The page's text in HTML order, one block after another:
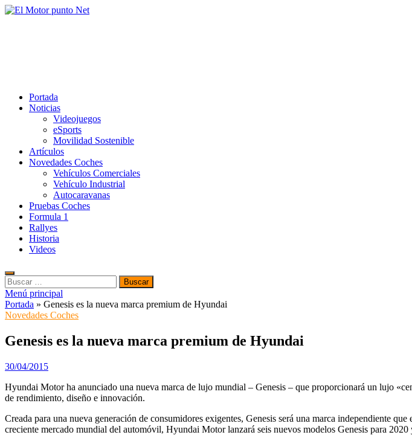
Saltar
Portada
Noticias
Videojuegos
eSports
Movilidad Sostenible
Artículos
Novedades Coches
Vehículos Comerciales
Vehículo Industrial
Autocaravanas
Pruebas Coches
Formula 1
Rallyes
Historia
Videos
Buscar:
Menú principal
Portada » Genesis es la nueva marca premium de Hyundai
Novedades Coches
Genesis es la nueva marca premium de Hyundai
30/04/2015
Hyundai Motor ha anunciado una nueva marca de lujo mundial – Genesis – que proporcionará un lujo
de rendimiento, diseño e innovación.
Creada para una nueva generación de consumidores exigentes, Genesis será una marca independiente
creciente mercado mundial del automóvil, Hyundai Motor lanzará seis nuevos modelos Genesis para